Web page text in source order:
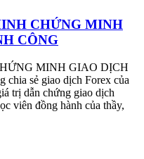
CHỨNG MINH
CÔNG
MINH GIAO DỊCH
sẻ giao dịch Forex của
trị dẫn chứng giao dịch
viên đồng hành của thầy,